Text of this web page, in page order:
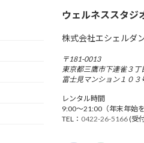
ウェルネススタ
株式会社エシェルダ
〒181-0013
東京都三鷹市下連雀３丁
富士見マンション１０３
レンタル時間
9:00〜21:00（年末年始を
TEL： 0422-26-5166(受